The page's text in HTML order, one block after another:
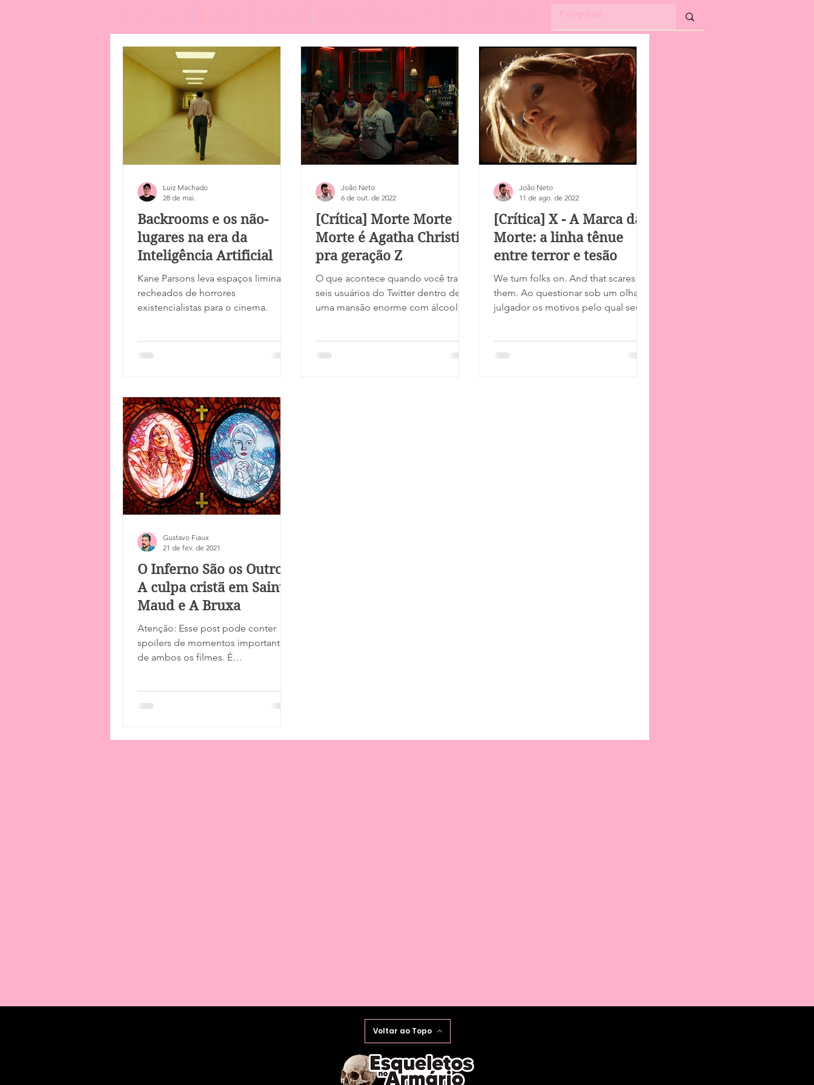
Backrooms e os não-
lugares na era da
Inteligência Artificial
Kane Parsons leva espaços liminares
recheados de horrores
existencialistas para o cinema.
Luiz Machado
28 de mai.
[Crítica] Morte Morte
Morte é Agatha Christie
pra geração Z
O que acontece quando você tranca
seis usuários do Twitter dentro de
uma mansão enorme com álcool,
João Neto
6 de out. de 2022
[Crítica] X - A Marca da
Morte: a linha tênue
entre terror e tesão
We turn folks on. And that scares
them. Ao questionar sob um olhar
julgador os motivos pelo qual seu
João Neto
11 de ago. de 2022
O Inferno São os Outros:
A culpa cristã em Saint
Maud e A Bruxa
Atenção: Esse post pode conter
spoilers de momentos importantes
de ambos os filmes. É
Gustavo Fiaux
21 de fev. de 2021
Voltar ao Topo